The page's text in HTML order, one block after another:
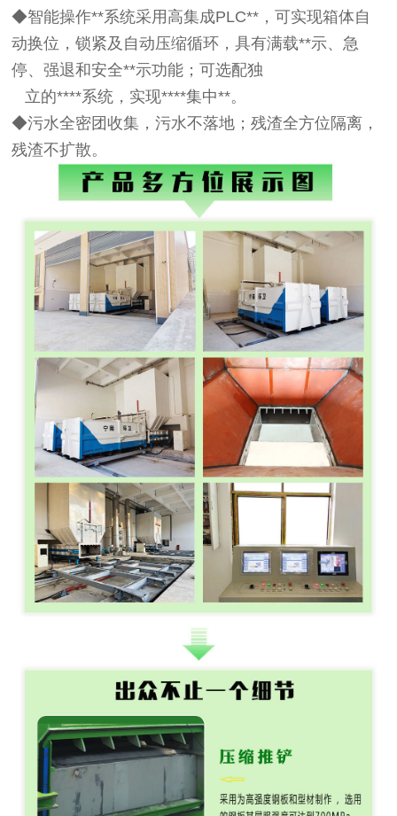
◆智能操作**系统采用高集成PLC**，可实现箱体自
动换位，锁紧及自动压缩循环，具有满载**示、急
停、强退和安全**示功能；可选配独
立的****系统，实现****集中**。
◆污水全密团收集，污水不落地；残渣全方位隔离，
残渣不扩散。